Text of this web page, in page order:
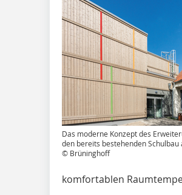
Das moderne Konzept des
den bereits bestehenden Schulbau
© Brüninghoff
komfortablen